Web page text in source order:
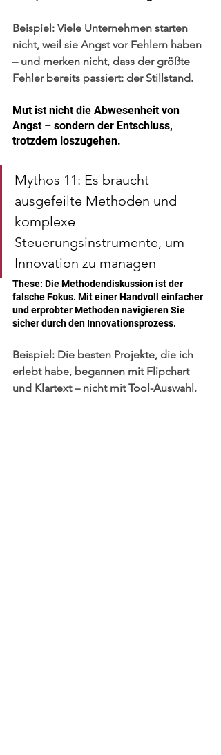
Beispiel: Viele Unternehmen starten
nicht, weil sie Angst vor Fehlern haben
– und merken nicht, dass der größte
Fehler bereits passiert: der Stillstand.
Mut ist nicht die Abwesenheit von
Angst – sondern der Entschluss,
trotzdem loszugehen.
Mythos 11: Es braucht
ausgefeilte Methoden und
komplexe
Steuerungsinstrumente, um
Innovation zu managen
These: Die Methodendiskussion ist der
falsche Fokus. Mit einer Handvoll einfacher
und erprobter Methoden navigieren Sie
sicher durch den Innovationsprozess.
Beispiel: Die besten Projekte, die ich
erlebt habe, begannen mit Flipchart
und Klartext – nicht mit Tool-Auswahl.